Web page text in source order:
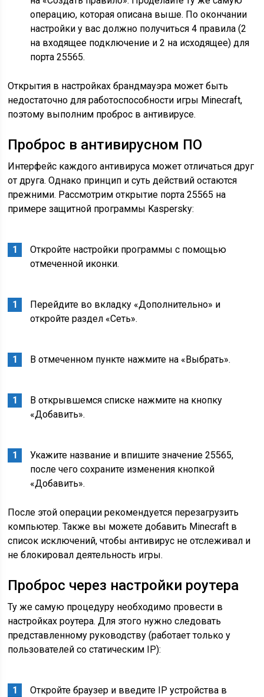
операцию, которая описана выше. По окончании
настройки у вас должно получиться 4 правила (2
на входящее подключение и 2 на исходящее) для
порта 25565.
Открытия в настройках брандмауэра может быть
недостаточно для работоспособности игры Minecraft,
поэтому выполним проброс в антивирусе.
Проброс в антивирусном ПО
Интерфейс каждого антивируса может отличаться друг
от друга. Однако принцип и суть действий остаются
прежними. Рассмотрим открытие порта 25565 на
примере защитной программы Kaspersky:
Откройте настройки программы с помощью
отмеченной иконки.
Перейдите во вкладку «Дополнительно» и
откройте раздел «Сеть».
В отмеченном пункте нажмите на «Выбрать».
В открывшемся списке нажмите на кнопку
«Добавить».
Укажите название и впишите значение 25565,
после чего сохраните изменения кнопкой
«Добавить».
После этой операции рекомендуется перезагрузить
компьютер. Также вы можете добавить Minecraft в
список исключений, чтобы антивирус не отслеживал и
не блокировал деятельность игры.
Проброс через настройки роутера
Ту же самую процедуру необходимо провести в
настройках роутера. Для этого нужно следовать
представленному руководству (работает только у
пользователей со статическим IP):
Откройте браузер и введите IP устройства в